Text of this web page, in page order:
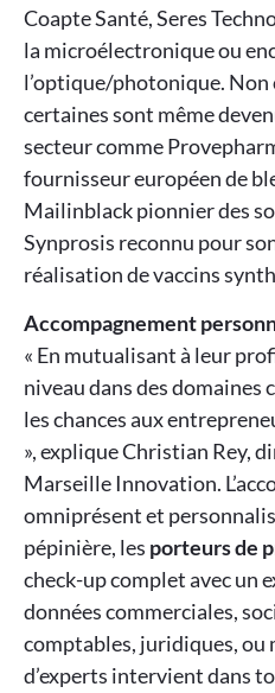
Coapte Santé, Seres
la microélectronique ou
l’optique/photonique.
certaines sont même
secteur comme
fournisseur européen de
Mailinblack pionnier des
Synprosis reconnu pour
réalisation de vaccins
Accompagnement
« En mutualisant à leur
niveau dans des domaines
les chances aux
», explique Christian Rey,
Marseille Innovation.
omniprésent et
pépinière, les porteurs de
check-up complet avec un
données commerciales,
comptables, juridiques, ou
d’experts intervient dans